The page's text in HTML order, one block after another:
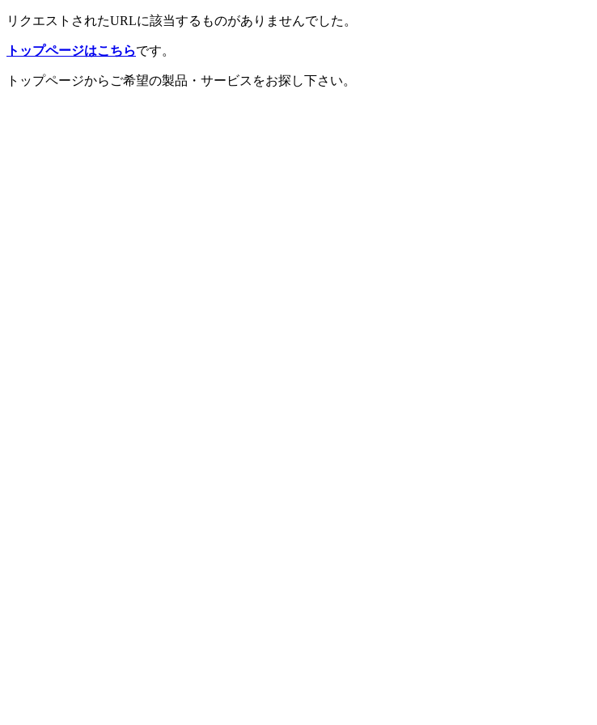
リクエストされたURLに該当するものがありませんでした。
トップページはこちらです。
トップページからご希望の製品・サービスをお探し下さい。